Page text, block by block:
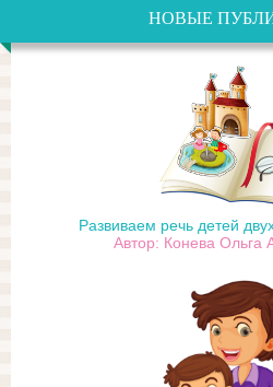
НОВЫЕ
Развиваем речь детей
Автор: Конева Ольга